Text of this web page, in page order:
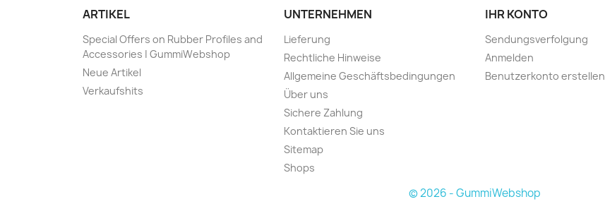
ARTIKEL
Special Offers on Rubber Profiles and
Accessories | GummiWebshop
Neue Artikel
Verkaufshits
UNTERNEHMEN
Lieferung
Rechtliche Hinweise
Allgemeine Geschäftsbedingungen
Über uns
Sichere Zahlung
Kontaktieren Sie uns
Sitemap
Shops
IHR KONTO
Sendungsverfolgung
Anmelden
Benutzerkonto erstellen
© 2026 - GummiWebshop